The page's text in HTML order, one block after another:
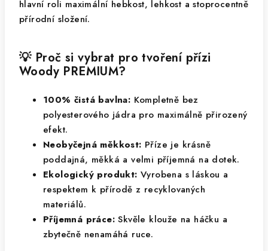
hlavní roli maximální hebkost, lehkost a stoprocentně
přírodní složení.
💡 Proč si vybrat pro tvoření přízi
Woody PREMIUM?
100% čistá bavlna: Kompletně bez
polyesterového jádra pro maximálně přirozený
efekt.
Neobyčejná měkkost: Příze je krásně
poddajná, měkká a velmi příjemná na dotek.
Ekologický produkt: Vyrobena s láskou a
respektem k přírodě z recyklovaných
materiálů.
Příjemná práce: Skvěle klouže na háčku a
zbytečně nenamáhá ruce.